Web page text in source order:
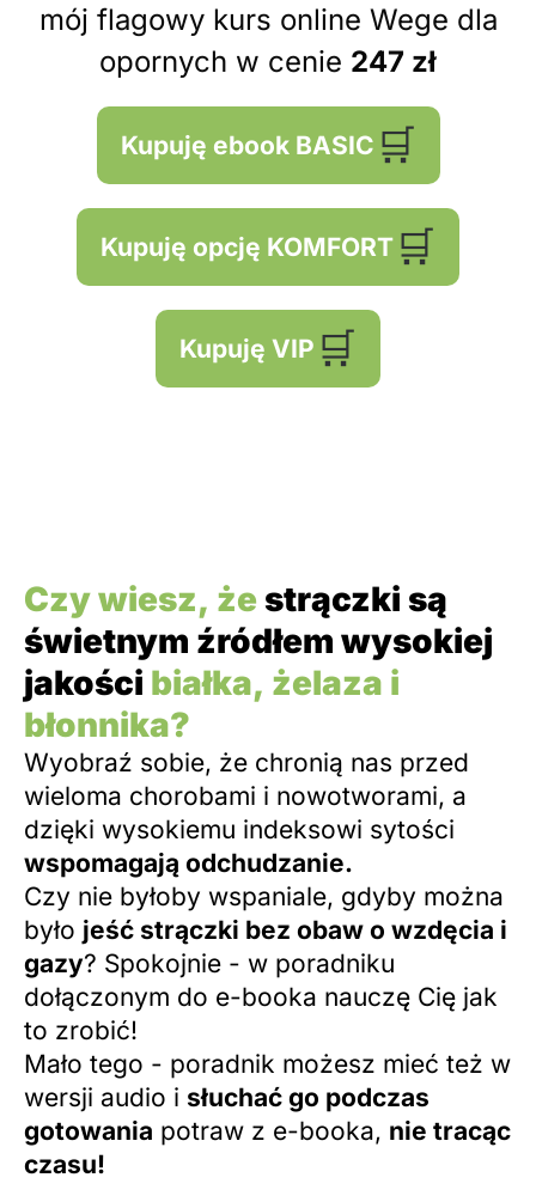
mój flagowy kurs online Wege dla
opornych w cenie 247 zł
🛒
Kupuję ebook BASIC
🛒
Kupuję opcję KOMFORT
🛒
Kupuję VIP
Czy wiesz, żestrączki są
świetnym źródłem wysokiej
jakości białka, żelaza i
błonnika?
Wyobraź sobie, że chronią nas przed
wieloma chorobami i nowotworami, a
dzięki wysokiemu indeksowi sytości
wspomagają odchudzanie.
Czy nie byłoby wspaniale, gdyby można
było jeść strączki bez obaw o wzdęcia i
gazy? Spokojnie - w poradniku
dołączonym do e-booka nauczę Cię jak
to zrobić!
Mało tego - poradnik możesz mieć też w
wersji audio i słuchać go podczas
gotowania potraw z e-booka, nie tracąc
czasu!